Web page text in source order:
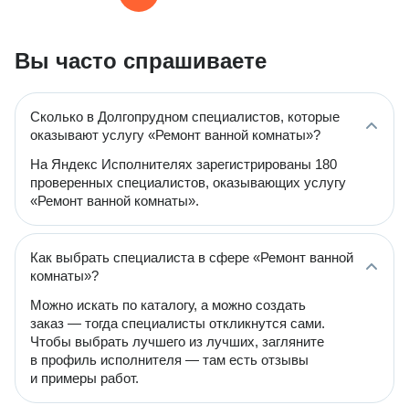
Вы часто спрашиваете
Сколько в Долгопрудном специалистов, которые
оказывают услугу «Ремонт ванной комнаты»?
На Яндекс Исполнителях зарегистрированы 180
проверенных специалистов, оказывающих услугу
«Ремонт ванной комнаты».
Как выбрать специалиста в сфере «Ремонт ванной
комнаты»?
Можно искать по каталогу, а можно создать
заказ — тогда специалисты откликнутся сами.
Чтобы выбрать лучшего из лучших, загляните
в профиль исполнителя — там есть отзывы
и примеры работ.